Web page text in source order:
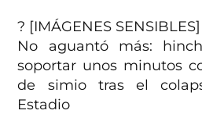
? [IMÁGENES SENSIBLES]
No aguantó más:
soportar unos minutos
de simio tras el
Estadio